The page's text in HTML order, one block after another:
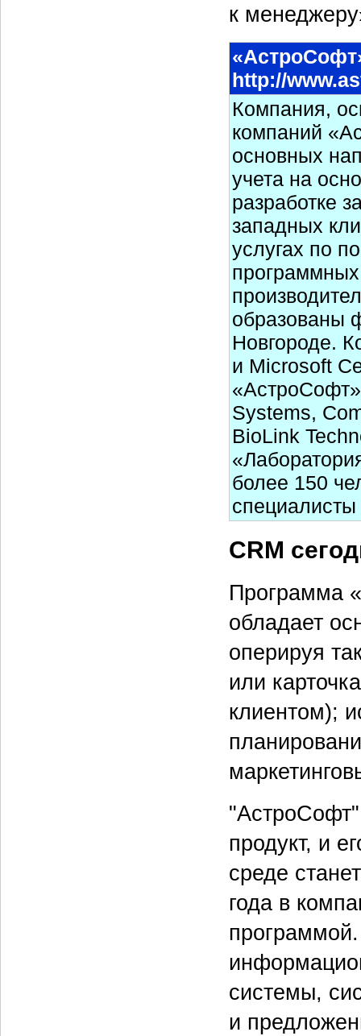
к
http://
Компания,
компаний
основных
учета на
разработке
западных
услугах по
образованы
Новгороде.
и Microsoft
Systems,
BioLink
более 150
CRM
Программа
обладает
оперируя
или
клиентом);
продукт, и
среде
года в
системы,
и